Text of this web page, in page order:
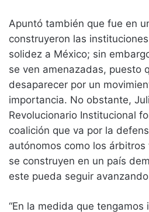
Apuntó también que fue en
construyeron las
solidez a México; sin
se ven amenazadas, puesto
desaparecer por un
importancia. No obstante,
Revolucionario Institucional
coalición que va por la
autónomos como los
se construyen en un país
este pueda seguir
“En la medida que